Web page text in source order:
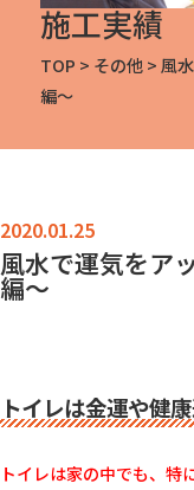
施工実績
TOP > その他 >風
編〜
風水で運気をア
編〜
トイレは金運や健
トイレは家の中でも、特